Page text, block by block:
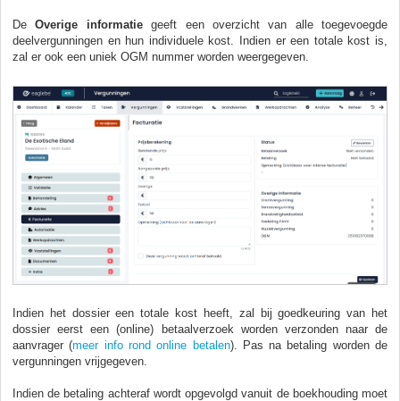
DeOverige informatiegeeft een overzicht van alle toegevoegde
deelvergunningen en hun individuele kost. Indien er een totale kost is,
zal er ook een uniek OGM nummer worden weergegeven.
Indien het dossier een totale kost heeft, zal bij goedkeuring van het
dossier eerst een (online) betaalverzoek worden verzonden naar de
aanvrager (meer info rond online betalen). Pas na betaling worden de
vergunningen vrijgegeven.
Indien de betaling achteraf wordt opgevolgd vanuit de boekhouding moet